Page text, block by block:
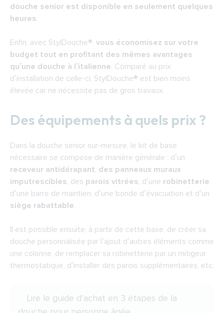
douche senior est disponible en seulement quelques
heures.
Enfin, avec StylDouche®, vous économisez sur votre
budget tout en profitant des mêmes avantages
qu’une douche à l’italienne. Comparé au prix
d’installation de celle-ci, StylDouche® est bien moins
élevée car ne nécessite pas de gros travaux.
Des équipements à quels prix ?
Dans la douche senior sur-mesure, le kit de base
nécessaire se compose de manière générale : d’un
receveur antidérapant, des panneaux muraux
imputrescibles, des parois vitrées, d’une robinetterie,
d’une barre de maintien, d’une bonde d’évacuation et d’un
siège rabattable.
Il est possible ensuite, à partir de cette base, de créer sa
douche personnalisée par l’ajout d’autres éléments comme
une colonne, de remplacer sa robinetterie par un mitigeur
thermostatique, d’installer des parois supplémentaires, etc.
Lire le guide d’achat en 3 étapes de la